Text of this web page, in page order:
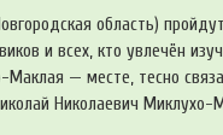
область)
и всех, кто увлечён
— месте, тесно
Николаевич